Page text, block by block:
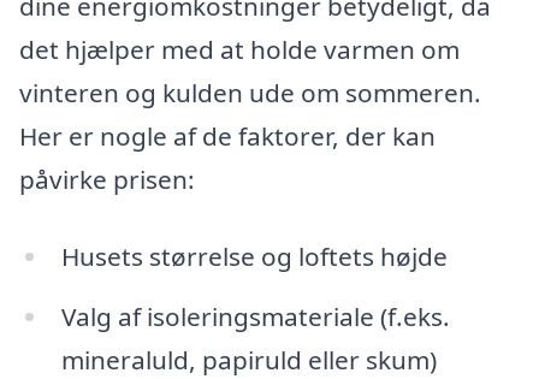
det hjælper med at holde varmen om
vinteren og kulden ude om sommeren.
Her er nogle af de faktorer, der kan
påvirke prisen:
Husets størrelse og loftets højde
Valg af isoleringsmateriale (f.eks.
mineraluld, papiruld eller skum)